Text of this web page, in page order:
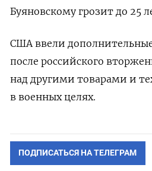
Буяновскому грозит до 25
США ввели
после российского
над другими товарами и
в военных целях.
ПОДПИСАТЬСЯ НА ТЕЛЕГРАМ